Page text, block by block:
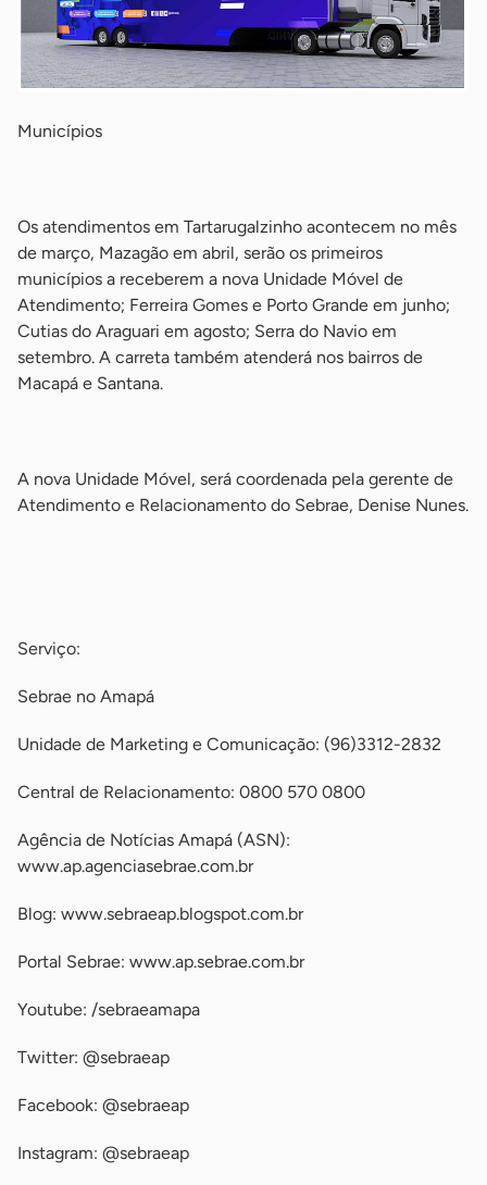
Municípios
Os atendimentos em Tartarugalzinho acontecem no mês
de março, Mazagão em abril, serão os primeiros
municípios a receberem a nova Unidade Móvel de
Atendimento; Ferreira Gomes e Porto Grande em junho;
Cutias do Araguari em agosto; Serra do Navio em
setembro. A carreta também atenderá nos bairros de
Macapá e Santana.
A nova Unidade Móvel, será coordenada pela gerente de
Atendimento e Relacionamento do Sebrae, Denise Nunes.
Serviço:
Sebrae no Amapá
Unidade de Marketing e Comunicação: (96)3312-2832
Central de Relacionamento: 0800 570 0800
Agência de Notícias Amapá (ASN):
www.ap.agenciasebrae.com.br
Blog: www.sebraeap.blogspot.com.br
Portal Sebrae: www.ap.sebrae.com.br
Youtube: /sebraeamapa
Twitter: @sebraeap
Facebook: @sebraeap
Instagram: @sebraeap